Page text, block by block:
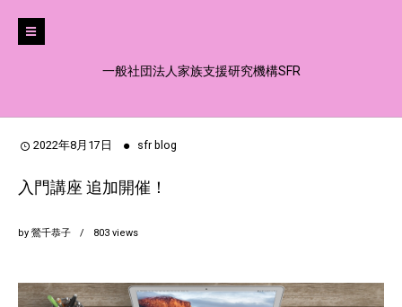
一般社団法人家族支援研究機構SFR
2022年8月17日 sfr blog
入門講座 追加開催！
by 鶯千恭子 803 views